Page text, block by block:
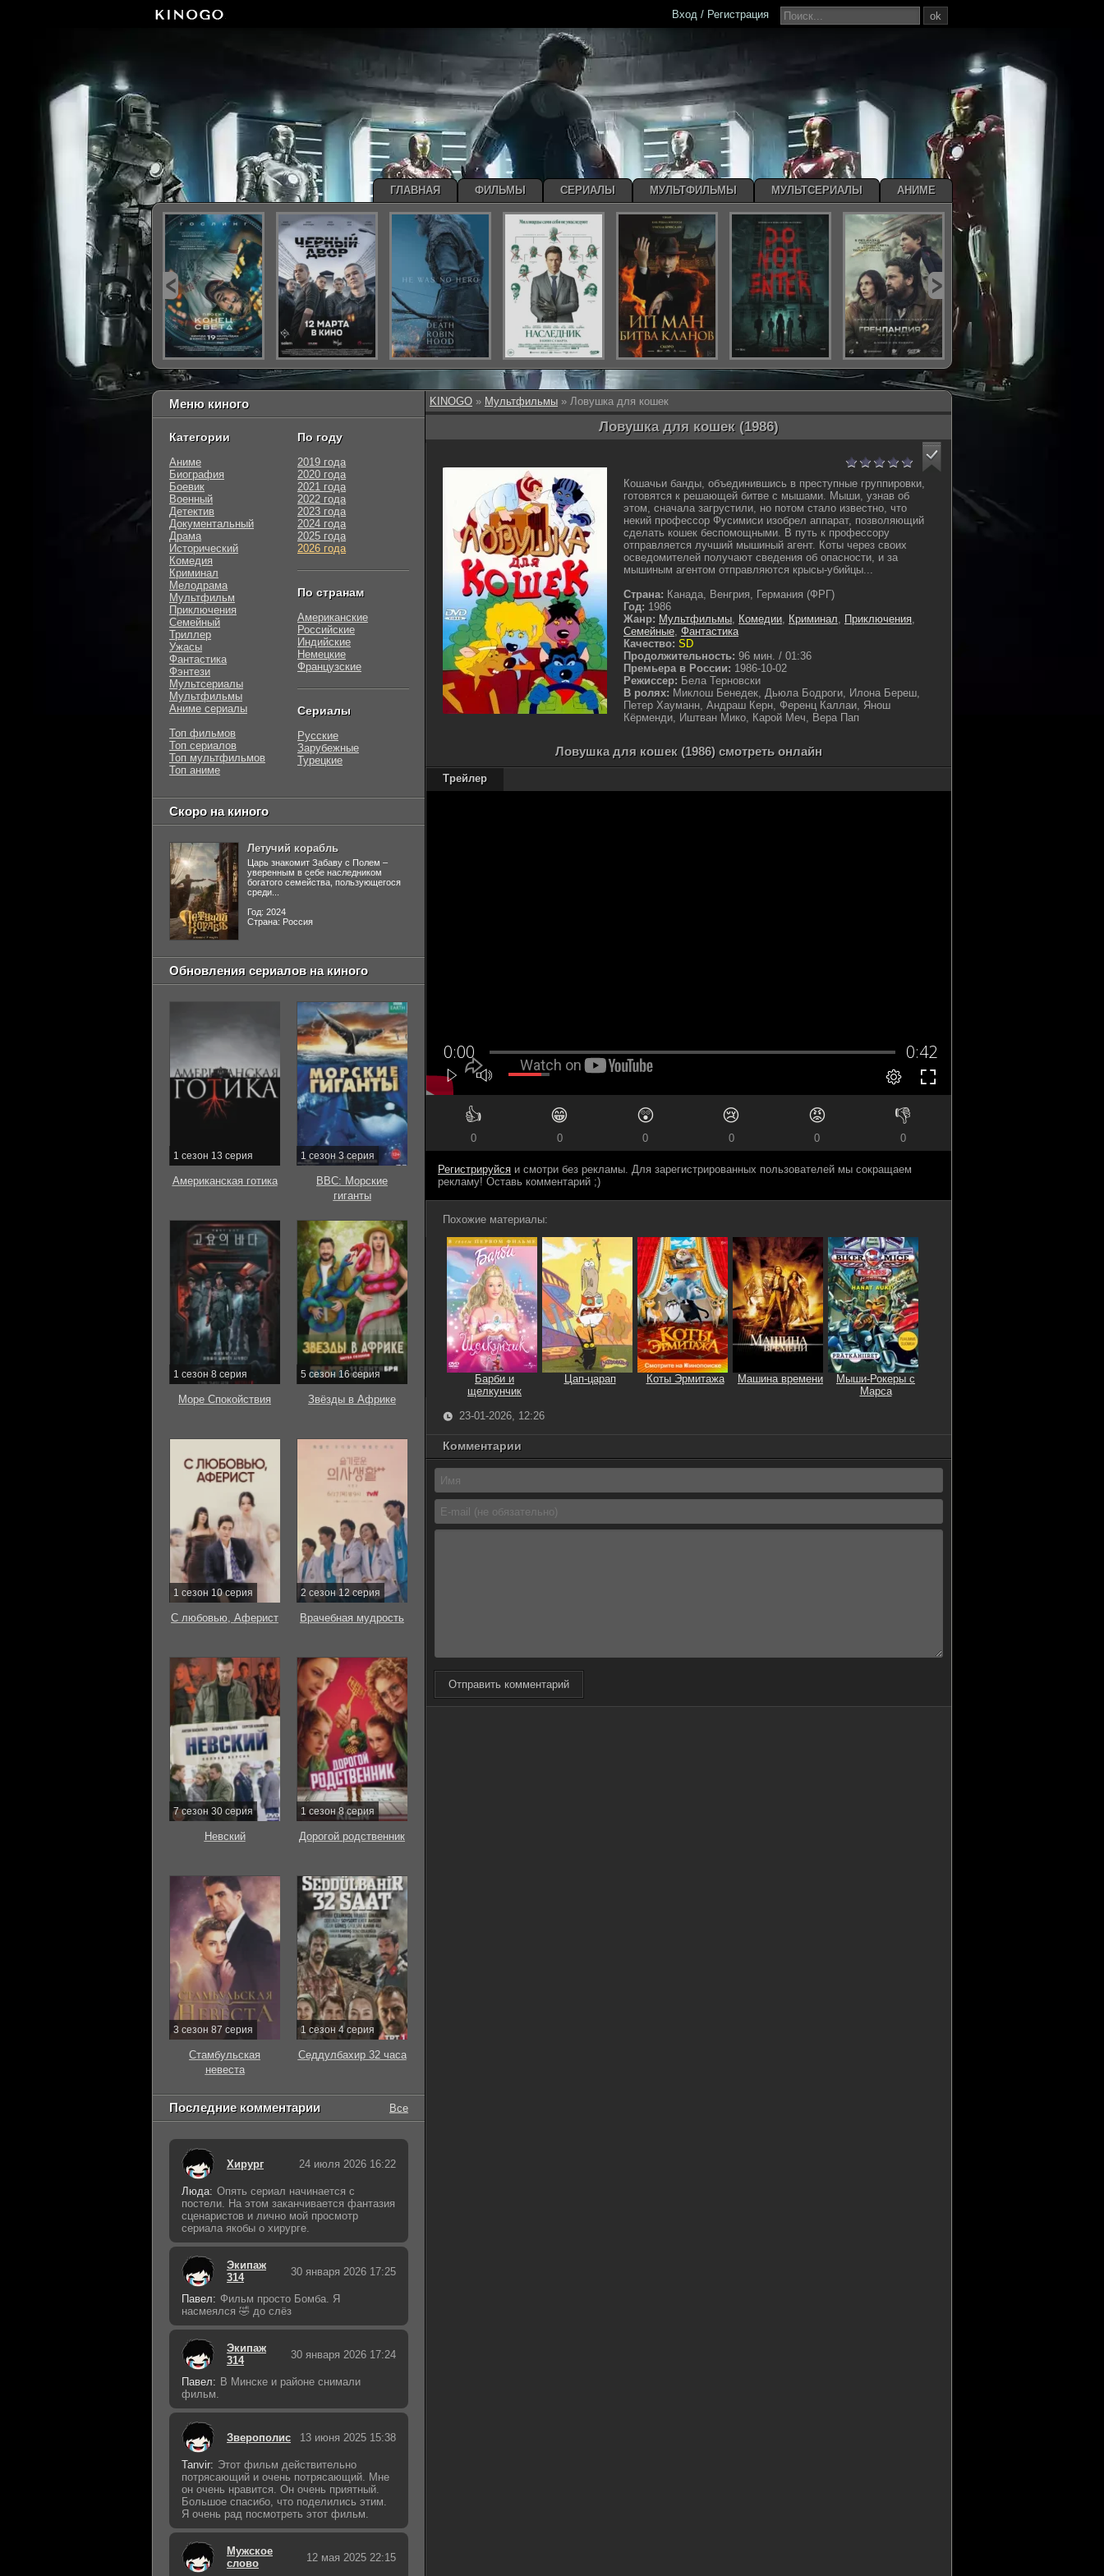
KINOGO » Мультфильмы » Ловушка для кошек
Ловушка для кошек (1986)
Кошачьи банды, объединившись в преступные группировки,
готовятся к решающей битве с мышами. Мыши, узнав об
этом, сначала загрустили, но потом стало известно, что
некий профессор Фусимиси изобрел аппарат, позволяющий
сделать кошек беспомощными. В путь к профессору
отправляется лучший мышиный агент. Коты через своих
осведомителей получают сведения об опасности, и за
мышиным агентом отправляются крысы-убийцы...
Страна: Канада, Венгрия, Германия (ФРГ)
Год: 1986
Жанр: Мультфильмы, Комедии, Криминал, Приключения,
Семейные, Фантастика
Качество: SD
Продолжительность: 96 мин. / 01:36
Премьера в России: 1986-10-02
Режиссер: Бела Терновски
В ролях: Миклош Бенедек, Дьюла Бодроги, Илона Береш,
Петер Хауманн, Андраш Керн, Ференц Каллаи, Янош
Кёрменди, Иштван Мико, Карой Меч, Вера Пап
Ловушка для кошек (1986) смотреть онлайн
Трейлер
👍
0
😁
0
😲
0
😢
0
😡
0
👎
0
Регистрируйся и смотри без рекламы. Для зарегистрированных пользователей мы сокращаем
рекламу! Оставь комментарий ;)
Похожие материалы:
Барби и
щелкунчик
Цап-царап Коты Эрмитажа Машина времени
Мыши-Рокеры с
Марса
23-01-2026, 12:26
Комментарии
Отправить комментарий
Меню киного
Категории
Аниме
Биография
Боевик
Военный
Детектив
Документальный
Драма
Исторический
Комедия
Криминал
Мелодрама
Мультфильм
Приключения
Семейный
Триллер
Ужасы
Фантастика
Фэнтези
Мультсериалы
Мультфильмы
Аниме сериалы
Топ фильмов
Топ сериалов
Топ мультфильмов
Топ аниме
По году
2019 года
2020 года
2021 года
2022 года
2023 года
2024 года
2025 года
2026 года
По странам
Американские
Российские
Индийские
Немецкие
Французские
Сериалы
Русские
Зарубежные
Турецкие
Скоро на киного
Летучий корабль
Царь знакомит Забаву с Полем –
уверенным в себе наследником
богатого семейства, пользующегося
среди...
Год: 2024
Страна: Россия
Обновления сериалов на киного
1 сезон 13 серия
Американская готика
1 сезон 3 серия
BBC: Морские
гиганты
1 сезон 8 серия
Море Спокойствия
5 сезон 16 серия
Звёзды в Африке
1 сезон 10 серия
С любовью, Аферист
2 сезон 12 серия
Врачебная мудрость
7 сезон 30 серия
Невский
1 сезон 8 серия
Дорогой родственник
3 сезон 87 серия
Стамбульская
невеста
1 сезон 4 серия
Седдулбахир 32 часа
Последние комментарии Все
Хирург 24 июля 2026 16:22
Люда: Опять сериал начинается с
постели. На этом заканчивается фантазия
сценаристов и лично мой просмотр
сериала якобы о хирурге.
Экипаж
314
30 января 2026 17:25
Павел: Фильм просто Бомба. Я
насмеялся 🤣 до слёз
Экипаж
314
30 января 2026 17:24
Павел: В Минске и районе снимали
фильм.
Зверополис 13 июня 2025 15:38
Tanvir: Этот фильм действительно
потрясающий и очень потрясающий. Мне
он очень нравится. Он очень приятный.
Большое спасибо, что поделились этим.
Я очень рад посмотреть этот фильм.
Мужское
слово
12 мая 2025 22:15
ok
Вход / Регистрация
ГЛАВНАЯ ФИЛЬМЫ СЕРИАЛЫ МУЛЬТФИЛЬМЫ МУЛЬТСЕРИАЛЫ АНИМЕ